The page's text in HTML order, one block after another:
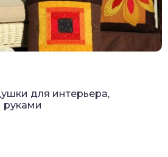
для интерьера,
руками